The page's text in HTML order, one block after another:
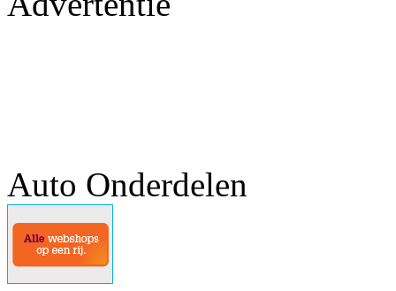
Auto Onderdelen